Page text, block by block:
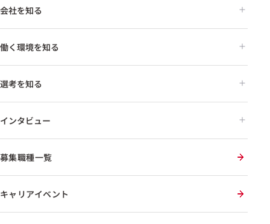
会社を知る
働く環境を知る
選考を知る
インタビュー
募集職種一覧
キャリアイベント